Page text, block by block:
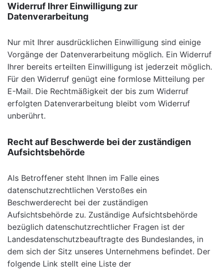
Widerruf Ihrer Einwilligung zur
Datenverarbeitung
Nur mit Ihrer ausdrücklichen Einwilligung sind einige
Vorgänge der Datenverarbeitung möglich. Ein Widerruf
Ihrer bereits erteilten Einwilligung ist jederzeit möglich.
Für den Widerruf genügt eine formlose Mitteilung per
E-Mail. Die Rechtmäßigkeit der bis zum Widerruf
erfolgten Datenverarbeitung bleibt vom Widerruf
unberührt.
Recht auf Beschwerde bei der zuständigen
Aufsichtsbehörde
Als Betroffener steht Ihnen im Falle eines
datenschutzrechtlichen Verstoßes ein
Beschwerderecht bei der zuständigen
Aufsichtsbehörde zu. Zuständige Aufsichtsbehörde
bezüglich datenschutzrechtlicher Fragen ist der
Landesdatenschutzbeauftragte des Bundeslandes, in
dem sich der Sitz unseres Unternehmens befindet. Der
folgende Link stellt eine Liste der